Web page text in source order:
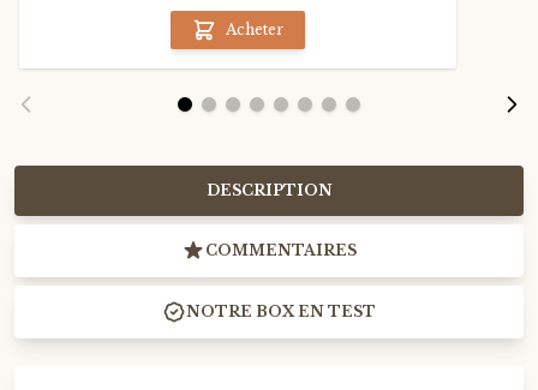
Acheter
DESCRIPTION
COMMENTAIRES
NOTRE BOX EN TEST